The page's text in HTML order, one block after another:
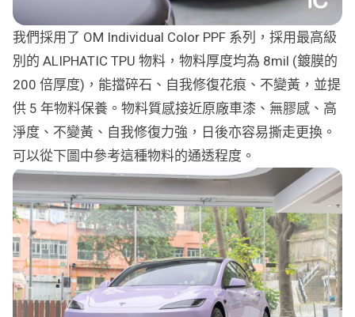
我們採用了 OM Individual Color PPF 系列，採用最高級
別的 ALIPHATIC TPU 物料，物料厚度均為 8mil (鍍膜的
200 倍厚度)，能擋碎石、自我修復花痕、不變黃，並提
供 5 年物料保養。物料質感接近原廠車漆、無膠感、高
淨度、不變黃、自我修復力強，日後亦容易撕走更換。
可以從下圖中參考這種物料的通透程度。